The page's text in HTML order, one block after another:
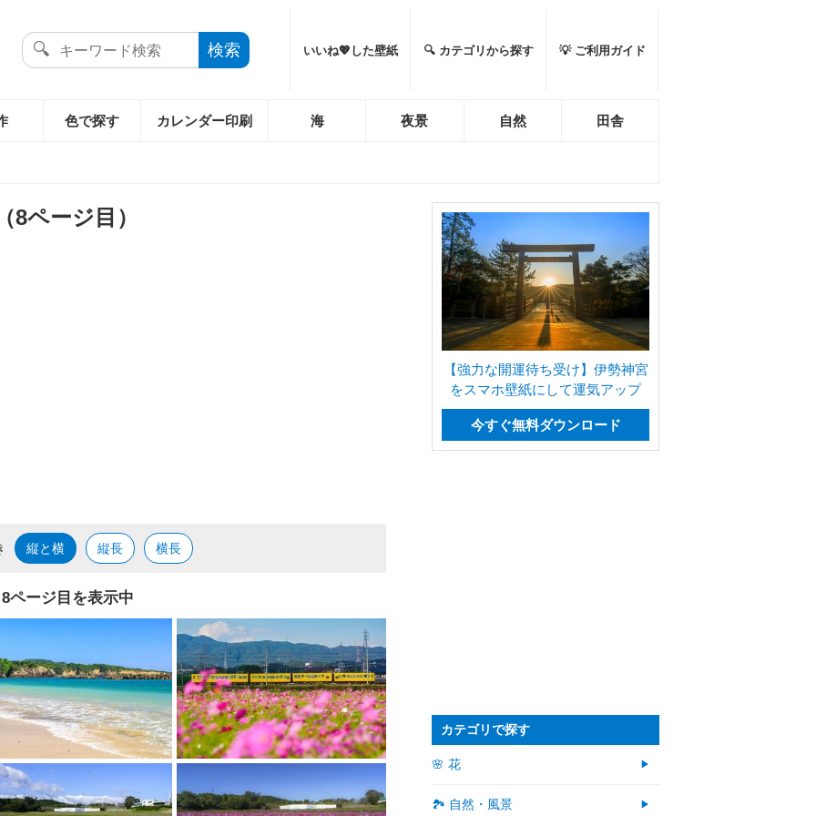
いいね💖した壁紙 🔍 カテゴリから探す 💡 ご利用ガイド
色で探す カレンダー印刷 海 夜景 自然 田舎
8ページ目）
縦と横 縦長 横長
8ページ目を表示中
【強力な開運待ち受け】伊勢神宮
をスマホ壁紙にして運気アップ
今すぐ無料ダウンロード
カテゴリで探す
🌸 花
🏞️ 自然・風景